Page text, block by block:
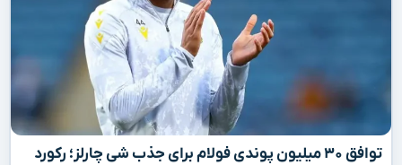
توافق ۳۰ میلیون پوندی فولام برای جذب شی چارلز؛ رکورد